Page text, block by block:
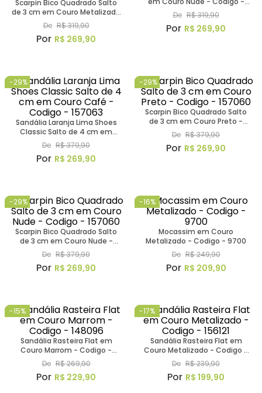
Scarpin Bico Quadrado Salto
de 3 cm em Couro Metalizado
- Codigo - 157064
De R$319,90
R$ 269,90
157152
De R$319,90
R$ 269,90
-29%
Sandália Laranja Lima Shoes
Classic Salto de 4 cm em
Couro Café - Codigo - 157063
De R$379,90
R$ 269,90
-29%
Scarpin Bico Quadrado Salto
de 3 cm em Couro Preto -
Codigo - 157060
De R$379,90
R$ 269,90
-29%
Scarpin Bico Quadrado Salto
de 3 cm em Couro Nude -
Codigo - 157060
De R$379,90
R$ 269,90
-16%
Mocassim em Couro
Metalizado - Codigo - 9700
De R$249,90
R$ 209,90
-15%
Sandália Rasteira Flat em
Couro Marrom - Codigo -
148096
De R$269,90
R$ 229,90
-17%
Sandália Rasteira Flat em
Couro Metalizado - Codigo -
156121
De R$239,90
R$ 199,90